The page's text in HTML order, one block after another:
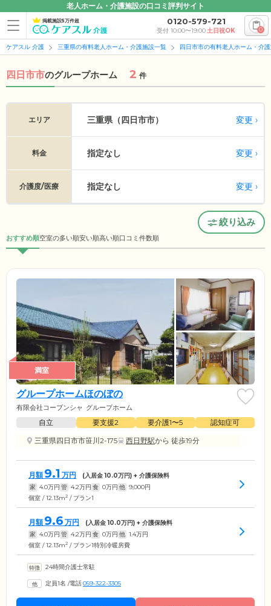
老人ホーム・介護施設の口コミ評判サイト
掲載施設5万件超 0120-579-721
受付 10:00〜19:00土日祝OK 0
ケアスル 介護 三重県の有料老人ホーム・介護施設一覧 四日市市の有料老人ホーム・介
四日市市のグループホーム 2 件
エリア 三重県（四日市市） 変更
料金 指定なし 変更
介護度/医療 指定なし 変更
絞り込み
おすすめ順空室の多い順安い順高い順口コミ件数順
満室
グループホームほのぼの
有限会社コーブンシャ グループホーム
自立 要支援2 要介護1〜5
認知症可
三重県四日市市笹川2-175
西日野駅から 徒歩19分
月額 9.1 万円 (入居金10.0万円) + 介護保険料
家 4.0万円 管 4.2万円 食 0万円 他 9,000円
個室 / 12.13m2 / プラン1
月額 9.6 万円 (入居金10.0万円) + 介護保険料
家 4.0万円 管 4.2万円 食 0万円 他 1.4万円
個室 / 12.13m2 / プラン1特別冷暖房費
24時間介護士常駐
定員1名 /電話059-322-3305